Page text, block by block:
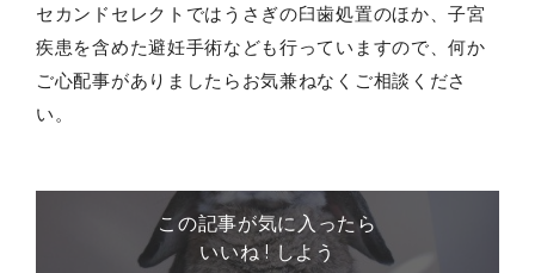
セカンドセレクトではうさぎの臼歯処置のほか、子宮
疾患を含めた避妊手術なども行っていますので、何か
ご心配事がありましたらお気兼ねなくご相談くださ
い。
この記事が気に入ったら
いいね ! しよう